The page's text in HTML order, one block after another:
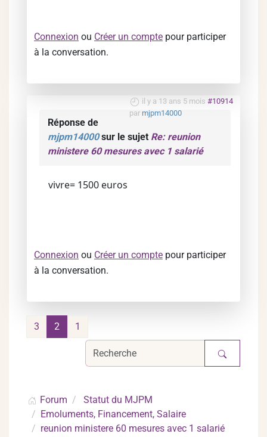
Connexion ou Créer un compte pour participer
à la conversation.
il y a 13 ans 5 mois #10914
par mjpm14000
Réponse de
mjpm14000sur le sujet Re: reunion
ministere 60 mesures avec 1 salarié
vivre= 1500 euros
Connexion ou Créer un compte pour participer
à la conversation.
1
2
3
Forum
Statut du MJPM
Emoluments, Financement, Salaire
reunion ministere 60 mesures avec 1 salarié